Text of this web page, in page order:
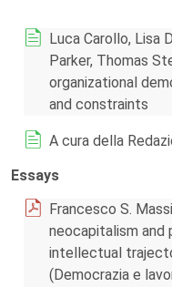
Luca Carollo, Lisa
Parker, Thomas
organizational
and constraints
A cura della
Essays
Francesco S.
neocapitalism and
intellectual
(Democrazia e